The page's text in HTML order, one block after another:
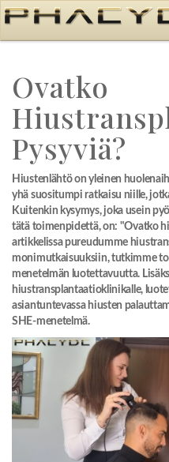
Ovatko
Pysyviä?
Hiustenlähtö on yleinen
yhä suositumpi ratkaisu niille,
Kuitenkin kysymys, joka usein
tätä toimenpidettä, on: "Ovatko
artikkelissa pureudumme
monimutkaisuuksiin, tutkimme
menetelmän luotettavuutta.
hiustransplantaatioklinikalle,
asiantuntevassa hiusten
SHE-menetelmä.